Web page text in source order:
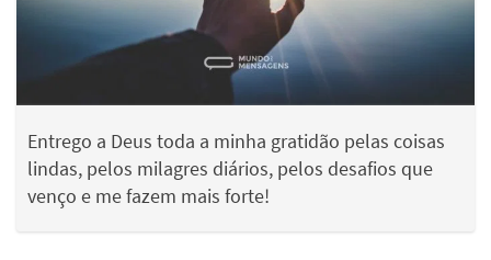
Entrego a Deus toda a minha gratidão pelas coisas
lindas, pelos milagres diários, pelos desafios que
venço e me fazem mais forte!